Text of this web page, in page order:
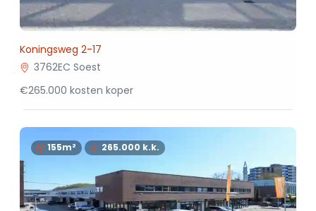
Koningsweg 2-17
3762EC Soest
€265.000 kosten koper
155m² 265.000 k.k.